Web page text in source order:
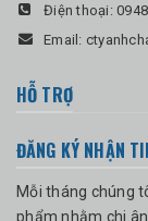
Điện thoại:
Email:
HỖ TRỢ
ĐĂNG KÝ NHẬN
Mỗi tháng chúng
phẩm nhằm chi